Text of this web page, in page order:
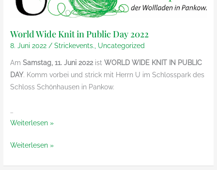
Sonderfärbungen
Herrn
U
die
Sonderfärbungen
für
U
World Wide Knit in Public Day 2022
8. Juni 2022 /Strickevents. Uncategorized
AmSamstag, 11. Juni 2022istWORLD WIDE KNIT IN PUBLIC
DAY. Komm vorbei und strick mit Herrn U im Schlosspark des
Schloss Schönhausen in Pankow.
…
World
Knit
Weiterlesen »
World
Weiterlesen »